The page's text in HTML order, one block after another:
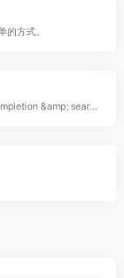
方式。
Codeium offers best in class AI code completion &amp; search — all for free. It supports over 40+ languages and integrates with your favorite IDEs, with lightning fast speeds and state-of-the-art suggestion quality.